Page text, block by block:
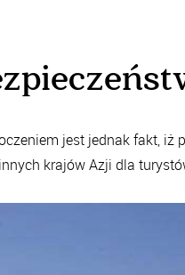
jest jednak fakt, iż
krajów Azji dla